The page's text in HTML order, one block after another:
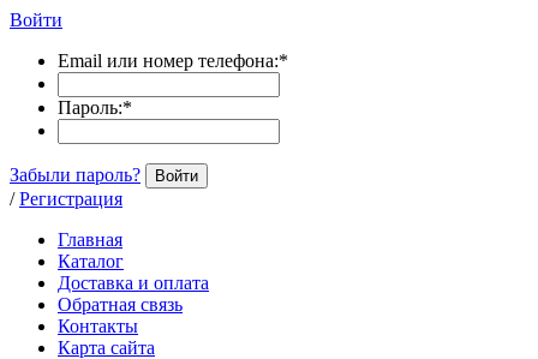
Войти
Email или номер телефона:*
Пароль:*
Забыли пароль? Войти
/ Регистрация
Главная
Каталог
Доставка и оплата
Обратная связь
Контакты
Карта сайта